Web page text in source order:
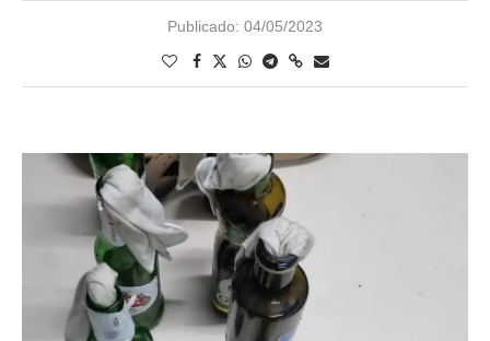
Publicado: 04/05/2023